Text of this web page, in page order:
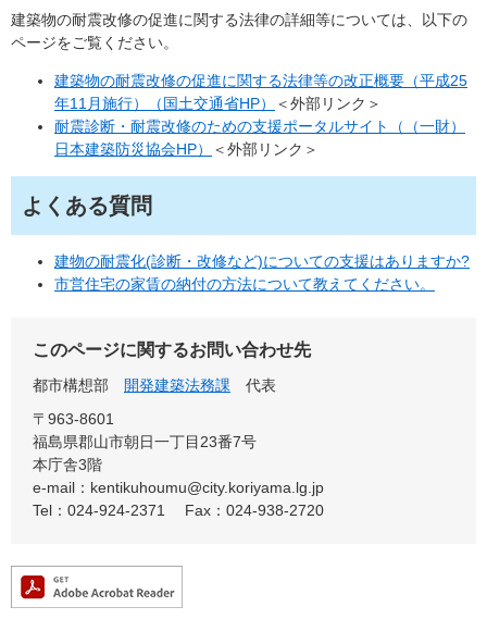
建築物の耐震改修の促進に関する法律の詳細等については、以下の
ページをご覧ください。
建築物の耐震改修の促進に関する法律等の改正概要（平成25
年11月施行）（国土交通省HP）
＜外部リンク＞
耐震診断・耐震改修のための支援ポータルサイト（（一財）
日本建築防災協会HP）
＜外部リンク＞
よくある質問
建物の耐震化(診断・改修など)についての支援はありますか?
市営住宅の家賃の納付の方法について教えてください。
このページに関するお問い合わせ先
都市構想部 開発建築法務課
代表
〒963-8601
福島県郡山市朝日一丁目23番7号
本庁舎3階
e-mail：kentikuhoumu@city.koriyama.lg.jp
Tel：024-924-2371
Fax：024-938-2720